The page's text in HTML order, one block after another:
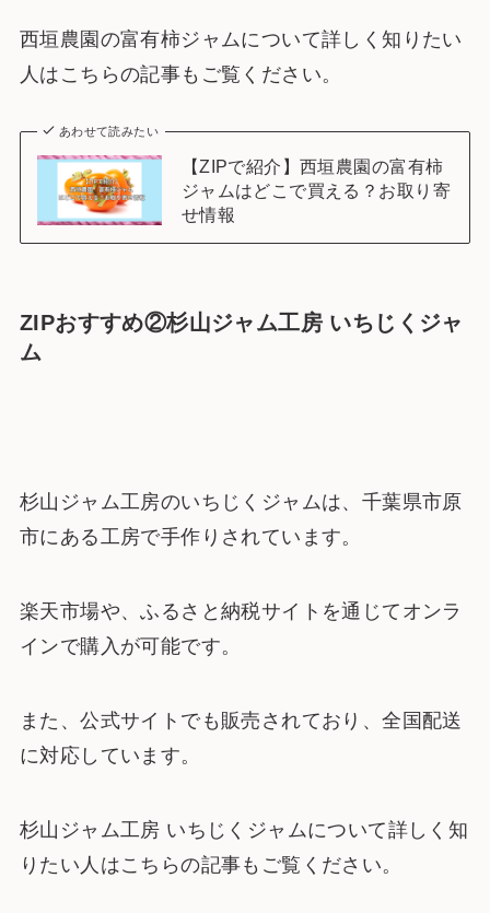
西垣農園の富有柿ジャムについて詳しく知りたい
人はこちらの記事もご覧ください。
あわせて読みたい
【ZIPで紹介】西垣農園の富有柿
ジャムはどこで買える？お取り寄
せ情報
ZIPおすすめ②杉山ジャム工房 いちじくジャ
ム
杉山ジャム工房のいちじくジャムは、千葉県市原
市にある工房で手作りされています。
楽天市場や、ふるさと納税サイトを通じてオンラ
インで購入が可能です。
また、公式サイトでも販売されており、全国配送
に対応しています。
杉山ジャム工房 いちじくジャムについて詳しく知
りたい人はこちらの記事もご覧ください。